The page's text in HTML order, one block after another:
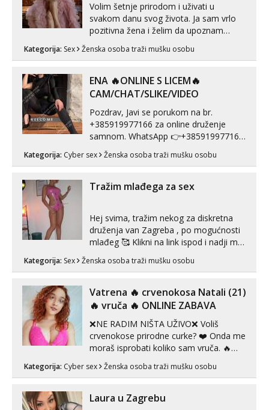
Volim šetnje prirodom i uživati u
svakom danu svog života. Ja sam vrlo
pozitivna žena i želim da upoznam
može i nešto više.💋🌺 Klikni na link
Kategorija: Sex Ženska osoba traži mušku osobu
ENA 🔥ONLINE S LICEM🔥
CAM/CHAT/SLIKE/VIDEO
Pozdrav, Javi se porukom na br.
+385919977166 za online druženje
samnom. WhatsApp 👉+385919977166
Telegram 👉@enafriedrichkis Radim
videopozive s licem, solo i s partnerom,
kombinacije halteri, haljine, štikle,
samostojeće itd. Nudim svakakva videa
Kategorija: Cyber sex Ženska osoba traži mušku osobu
Tražim mlađega za sex
Hej svima, tražim nekog za diskretna
druženja van Zagreba , po mogućnosti
mlađeg 🥰 Klikni na link ispod i nadji me
Kategorija: Sex Ženska osoba traži mušku osobu
Vatrena ‎️‍🔥 crvenokosa Natali (21)
‎️‍🔥 vruča‎ ️‍🔥 ONLINE ZABAVA
❌NE RADIM NIŠTA UŽIVO❌ Voliš
crvenokose prirodne curke? ❤️ Onda me
moraš isprobati koliko sam vruča.‎ ️‍🔥
MLADA vražica koja ima 100%
prorodne grudi, 💦 Misli su mi uvijek
U mojoj raznolikoj ponudi možeš
Kategorija: Cyber sex Ženska osoba traži mušku osobu
Laura u Zagrebu